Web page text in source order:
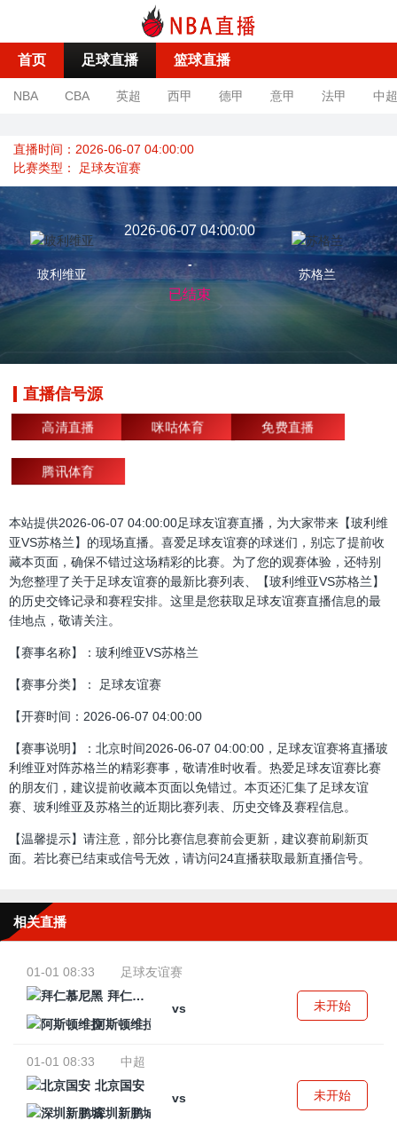
首页 足球直播 篮球直播
NBA CBA 英超 西甲 德甲 意甲 法甲 中超
直播时间：2026-06-07 04:00:00
比赛类型： 足球友谊赛
玻利维亚
2026-06-07 04:00:00
-
已结束
苏格兰
直播信号源
高清直播 咪咕体育 免费直播
腾讯体育
本站提供2026-06-07 04:00:00足球友谊赛直播，为大家带来【玻利维
亚VS苏格兰】的现场直播。喜爱足球友谊赛的球迷们，别忘了提前收
藏本页面，确保不错过这场精彩的比赛。为了您的观赛体验，还特别
为您整理了关于足球友谊赛的最新比赛列表、【玻利维亚VS苏格兰】
的历史交锋记录和赛程安排。这里是您获取足球友谊赛直播信息的最
佳地点，敬请关注。
【赛事名称】：玻利维亚VS苏格兰
【赛事分类】： 足球友谊赛
【开赛时间：2026-06-07 04:00:00
【赛事说明】：北京时间2026-06-07 04:00:00，足球友谊赛将直播玻
利维亚对阵苏格兰的精彩赛事，敬请准时收看。热爱足球友谊赛比赛
的朋友们，建议提前收藏本页面以免错过。本页还汇集了足球友谊
赛、玻利维亚及苏格兰的近期比赛列表、历史交锋及赛程信息。
【温馨提示】请注意，部分比赛信息赛前会更新，建议赛前刷新页
面。若比赛已结束或信号无效，请访问24直播获取最新直播信号。
相关直播
01-01 08:33
足球友谊赛
拜仁慕尼黑
vs
阿斯顿维拉
未开始
01-01 08:33
中超
北京国安
vs
深圳新鹏城
未开始